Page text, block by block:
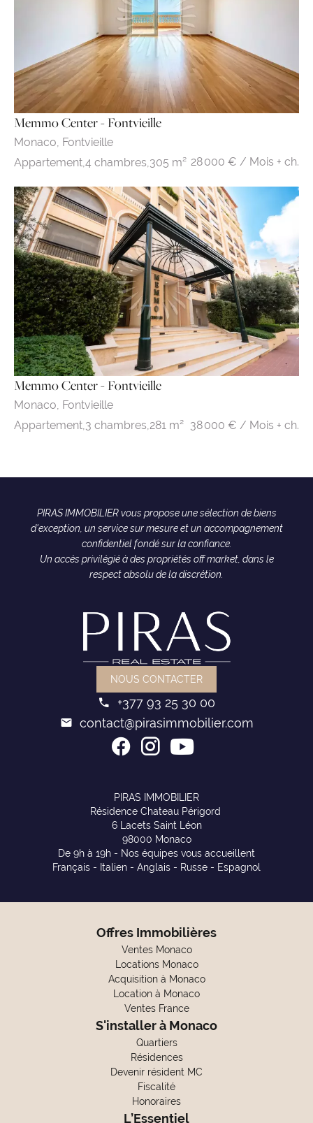
Memmo Center - Fontvieille
Monaco, Fontvieille
Appartement, 4 chambres, 305 m² 28 000 € / Mois + ch.
Memmo Center - Fontvieille
Monaco, Fontvieille
Appartement,3 chambres,281 m² 38 000 € / Mois + ch.
PIRAS IMMOBILIER vous propose une sélection de biens
d'exception, un service sur mesure et un accompagnement
confidentiel fondé sur la confiance.
Un accès privilégié à des propriétés off market, dans le
respect absolu de la discrétion.
NOUS CONTACTER
+377 93 25 30 00
contact@pirasimmobilier.com
PIRAS IMMOBILIER
Résidence Chateau Périgord
6 Lacets Saint Léon
98000 Monaco
De 9h à 19h - Nos équipes vous accueillent
Français - Italien - Anglais - Russe - Espagnol
Offres Immobilières
Ventes Monaco
Locations Monaco
Acquisition à Monaco
Location à Monaco
Ventes France
S'installer à Monaco
Quartiers
Résidences
Devenir résident MC
Fiscalité
Honoraires
L’Essentiel